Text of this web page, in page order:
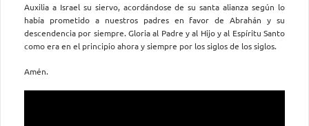
Auxilia a Israel su siervo, acordándose de su santa alianza según lo
había prometido a nuestros padres en favor de Abrahán y su
descendencia por siempre. Gloria al Padre y al Hijo y al Espíritu Santo
como era en el principio ahora y siempre por los siglos de los siglos.
Amén.